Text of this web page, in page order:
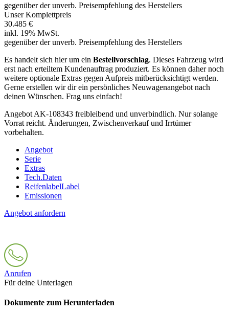
gegenüber der unverb. Preisempfehlung des Herstellers
Unser Komplettpreis
30.485 €
inkl. 19% MwSt.
gegenüber der unverb. Preisempfehlung des Herstellers
Es handelt sich hier um ein Bestellvorschlag. Dieses Fahrzeug wird
erst nach erteiltem Kundenauftrag produziert. Es können daher noch
weitere optionale Extras gegen Aufpreis mitberücksichtigt werden.
Gerne erstellen wir dir ein persönliches Neuwagenangebot nach
deinen Wünschen. Frag uns einfach!
Angebot AK-108343 freibleibend und unverbindlich. Nur solange
Vorrat reicht. Änderungen, Zwischenverkauf und Irrtümer
vorbehalten.
Angebot
Serie
Extras
Tech.Daten
ReifenlabelLabel
Emissionen
Angebot anfordern
Anrufen
Für deine Unterlagen
Dokumente zum Herunterladen